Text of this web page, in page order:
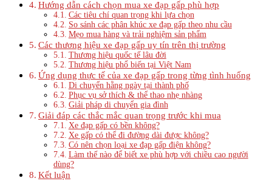
Hướng dẫn cách chọn mua xe đạp gấp phù hợp
Các tiêu chí quan trọng khi lựa chọn
So sánh các phân khúc xe đạp gấp theo nhu cầu
Mẹo mua hàng và trải nghiệm sản phẩm
Các thương hiệu xe đạp gấp uy tín trên thị trường
Thương hiệu quốc tế lâu đời
Thương hiệu phổ biến tại Việt Nam
Ứng dụng thực tế của xe đạp gấp trong từng tình huống
Di chuyển hằng ngày tại thành phố
Phục vụ sở thích & thể thao nhẹ nhàng
Giải pháp di chuyển gia đình
Giải đáp các thắc mắc quan trọng trước khi mua
Xe đạp gấp có bền không?
Xe gấp có thể đi đường dài được không?
Có nên chọn loại xe đạp gấp điện không?
Làm thế nào để biết xe phù hợp với chiều cao người
dùng?
Kết luận